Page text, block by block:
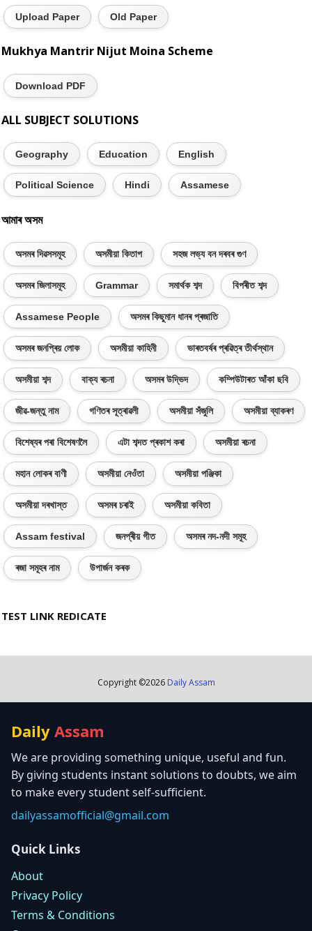
Upload Paper Old Paper
Mukhya Mantrir Nijut Moina Scheme
Download PDF
ALL SUBJECT SOLUTIONS
Geography Education English
Political Science Hindi Assamese
আমাৰ অসম
অসমৰ দিৱসসমূহ অসমীয়া কিতাপ সহজ লভ্য বন দৰবৰ গুণ
অসমৰ জিলাসমূহ Grammar সমাৰ্থক শব্দ বিপৰীত শব্দ
Assamese People অসমৰ কিছুমান ধানৰ প্ৰজাতি
অসমৰ জনপ্ৰিয় লোক অসমীয়া কাহিনী ভাৰতবৰ্ষৰ প্ৰৱিত্ৰ তীৰ্থস্থান
অসমীয়া শব্দ বাক্য ৰচনা অসমৰ উদ্ভিদ কম্পিউটাৰত আঁকা ছবি
জীৱ-জন্তু নাম গণিতৰ সূত্ৰাৱলী অসমীয়া সঁজুলি অসমীয়া ব্যাকৰণ
বিশেষ্যৰ পৰা বিশেষণলৈ এটা শব্দত প্ৰকাশ কৰা অসমীয়া ৰচনা
মহান লোকৰ বাণী অসমীয়া নেওঁতা অসমীয়া পঞ্জিকা
অসমীয়া দৰখাস্ত অসমৰ চৰাই অসমীয়া কবিতা
Assam festival জনপ্ৰীয় গীত অসমৰ নদ-নদী সমূহ
ৰজা সমূহৰ নাম উপাৰ্জন কৰক
TEST LINK REDICATE
Copyright ©2026 Daily Assam
Daily Assam
We are providing something unique, useful and fun.
By giving students instant solutions to doubts, we aim
to make every student self-sufficient.
dailyassamofficial@gmail.com
Quick Links
About
Privacy Policy
Terms & Conditions